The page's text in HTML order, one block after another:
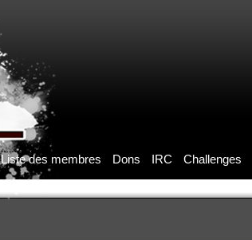
Liste des membres Dons IRC Challenges